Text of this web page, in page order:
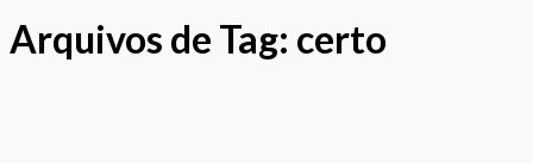
Arquivos de Tag: certo